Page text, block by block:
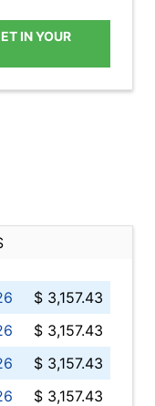
IN YOUR
$ 3,157.43
$ 3,157.43
$ 3,157.43
$ 3,157.43